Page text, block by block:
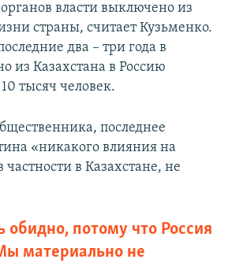
власти выключено из
страны, считает Кузьменко.
два – три года в
из Казахстана в Россию
тысяч человек.
последнее
«никакого влияния на
в Казахстане, не
обидно, потому что Россия
материально не